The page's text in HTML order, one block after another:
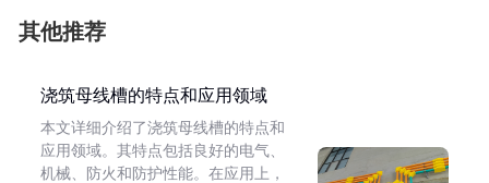
其他推荐
浇筑母线槽的特点和应用领域
本文详细介绍了浇筑母线槽的特点和
应用领域。其特点包括良好的电气、
机械、防火和防护性能。在应用上，